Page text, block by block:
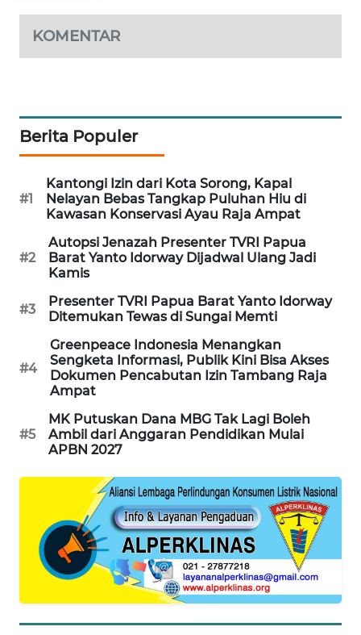
KOMENTAR
Berita Populer
#1
Kantongi Izin dari Kota Sorong, Kapal
Nelayan Bebas Tangkap Puluhan Hiu di
Kawasan Konservasi Ayau Raja Ampat
#2
Autopsi Jenazah Presenter TVRI Papua
Barat Yanto Idorway Dijadwal Ulang Jadi
Kamis
#3
Presenter TVRI Papua Barat Yanto Idorway
Ditemukan Tewas di Sungai Memti
#4
Greenpeace Indonesia Menangkan
Sengketa Informasi, Publik Kini Bisa Akses
Dokumen Pencabutan Izin Tambang Raja
Ampat
#5
MK Putuskan Dana MBG Tak Lagi Boleh
Ambil dari Anggaran Pendidikan Mulai
APBN 2027
NEWS
NEWS
METRO
JAKARTA
NEWS
KRT
NEWS
KARING
NEWS
JURNAL
MARITIM
HUMBANG
NEWS
GARONGGANG
FISUELRI
ID